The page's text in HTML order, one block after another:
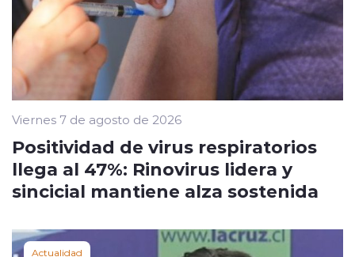
Viernes 7 de agosto de 2026
Positividad de virus respiratorios
llega al 47%: Rinovirus lidera y
sincicial mantiene alza sostenida
Actualidad